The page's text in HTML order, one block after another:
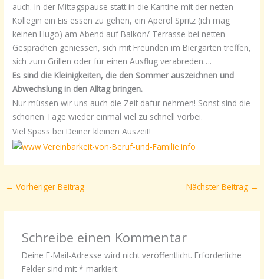
auch. In der Mittagspause statt in die Kantine mit der netten
Kollegin ein Eis essen zu gehen, ein Aperol Spritz (ich mag
keinen Hugo) am Abend auf Balkon/ Terrasse bei netten
Gesprächen geniessen, sich mit Freunden im Biergarten treffen,
sich zum Grillen oder für einen Ausflug verabreden….
Es sind die Kleinigkeiten, die den Sommer auszeichnen und
Abwechslung in den Alltag bringen.
Nur müssen wir uns auch die Zeit dafür nehmen! Sonst sind die
schönen Tage wieder einmal viel zu schnell vorbei.
Viel Spass bei Deiner kleinen Auszeit!
← Vorheriger Beitrag Nächster Beitrag →
Schreibe einen Kommentar
Deine E-Mail-Adresse wird nicht veröffentlicht. Erforderliche
Felder sind mit * markiert